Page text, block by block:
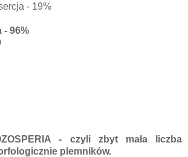
- 19%
- 96%
- czyli zbyt mała liczba
plemników.